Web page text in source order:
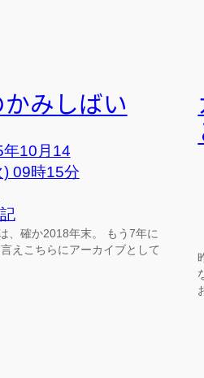
みしばい
年10月14
) 09時15分
、確か2018年末。 もう7年に
えこちらにアーカイブとして